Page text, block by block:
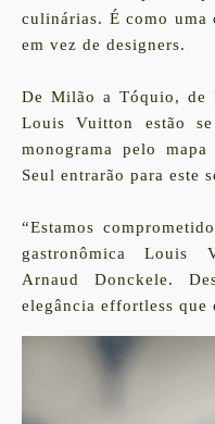
culinárias. É como uma
em vez de designers.
De Milão a Tóquio, de
Louis Vuitton estão
monograma pelo
Seul entrarão para este
“Estamos
gastronômica Louis
Arnaud Donckele.
elegância effortless que